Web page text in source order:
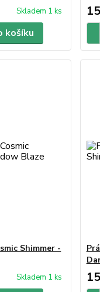
Skladem 1 ks
košíku
Shimmer -
Skladem 1 ks